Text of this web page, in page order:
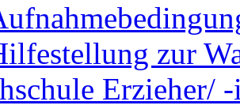
zur
Erzieher/